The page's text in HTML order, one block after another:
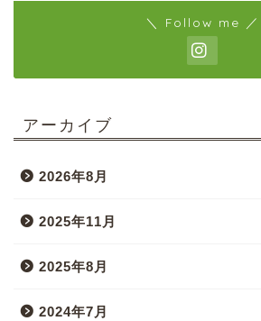
＼ Follow me ／
アーカイブ
2026年8月
2025年11月
2025年8月
2024年7月